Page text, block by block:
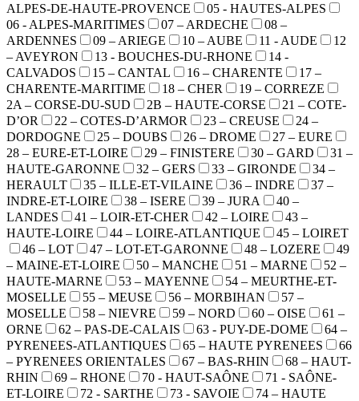
ALPES-DE-HAUTE-PROVENCE
05 - HAUTES-ALPES
06 - ALPES-MARITIMES
07 – ARDECHE
08 –
ARDENNES
09 – ARIEGE 10 – AUBE 11 - AUDE
12
– AVEYRON
13 - BOUCHES-DU-RHONE
14 -
CALVADOS
15 – CANTAL 16 – CHARENTE
17 –
CHARENTE-MARITIME
18 – CHER
19 – CORREZE
2A – CORSE-DU-SUD
2B – HAUTE-CORSE
21 – COTE-
D’OR
22 – COTES-D’ARMOR 23 – CREUSE
24 –
DORDOGNE
25 – DOUBS 26 – DROME
27 – EURE
28 – EURE-ET-LOIRE
29 – FINISTERE 30 – GARD
31 –
HAUTE-GARONNE
32 – GERS 33 – GIRONDE
34 –
HERAULT
35 – ILLE-ET-VILAINE 36 – INDRE
37 –
INDRE-ET-LOIRE
38 – ISERE 39 – JURA
40 –
LANDES
41 – LOIR-ET-CHER 42 – LOIRE
43 –
HAUTE-LOIRE
44 – LOIRE-ATLANTIQUE
45 – LOIRET
46 – LOT
47 – LOT-ET-GARONNE 48 – LOZERE
49
– MAINE-ET-LOIRE
50 – MANCHE 51 – MARNE
52 –
HAUTE-MARNE
53 – MAYENNE
54 – MEURTHE-ET-
MOSELLE
55 – MEUSE 56 – MORBIHAN
57 –
MOSELLE
58 – NIEVRE 59 – NORD 60 – OISE
61 –
ORNE
62 – PAS-DE-CALAIS 63 - PUY-DE-DOME
64 –
PYRENEES-ATLANTIQUES
65 – HAUTE PYRENEES
66
– PYRENEES ORIENTALES
67 – BAS-RHIN
68 – HAUT-
RHIN
69 – RHONE 70 - HAUT-SAÔNE
71 - SAÔNE-
ET-LOIRE
72 - SARTHE 73 - SAVOIE
74 – HAUTE